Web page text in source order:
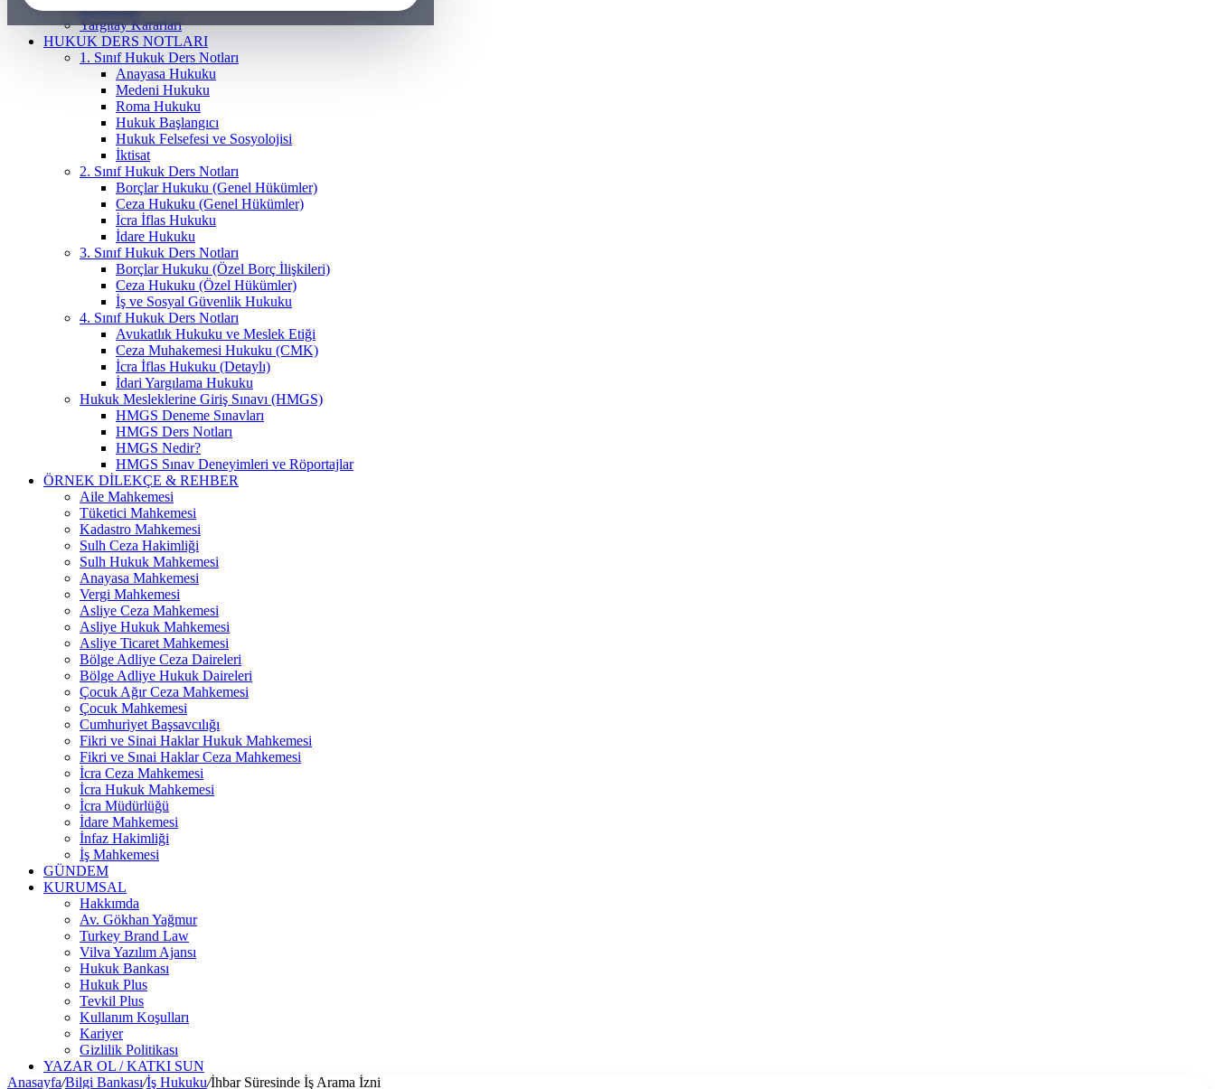
KOSGEB
Yargıtay Kararları
HUKUK DERS NOTLARI
1. Sınıf Hukuk Ders Notları
Anayasa Hukuku
Medeni Hukuku
Roma Hukuku
Hukuk Başlangıcı
Hukuk Felsefesi ve Sosyolojisi
İktisat
2. Sınıf Hukuk Ders Notları
Borçlar Hukuku (Genel Hükümler)
Ceza Hukuku (Genel Hükümler)
İcra İflas Hukuku
İdare Hukuku
3. Sınıf Hukuk Ders Notları
Borçlar Hukuku (Özel Borç İlişkileri)
Ceza Hukuku (Özel Hükümler)
İş ve Sosyal Güvenlik Hukuku
4. Sınıf Hukuk Ders Notları
Avukatlık Hukuku ve Meslek Etiği
Ceza Muhakemesi Hukuku (CMK)
İcra İflas Hukuku (Detaylı)
İdari Yargılama Hukuku
Hukuk Mesleklerine Giriş Sınavı (HMGS)
HMGS Deneme Sınavları
HMGS Ders Notları
HMGS Nedir?
HMGS Sınav Deneyimleri ve Röportajlar
ÖRNEK DILEKÇE & REHBER
Aile Mahkemesi
Tüketici Mahkemesi
Kadastro Mahkemesi
Sulh Ceza Hakimliği
Sulh Hukuk Mahkemesi
Anayasa Mahkemesi
Vergi Mahkemesi
Asliye Ceza Mahkemesi
Asliye Hukuk Mahkemesi
Asliye Ticaret Mahkemesi
Bölge Adliye Ceza Daireleri
Bölge Adliye Hukuk Daireleri
Çocuk Ağır Ceza Mahkemesi
Çocuk Mahkemesi
Cumhuriyet Başsavcılığı
Fikri ve Sinai Haklar Hukuk Mahkemesi
Fikri ve Sınai Haklar Ceza Mahkemesi
İcra Ceza Mahkemesi
İcra Hukuk Mahkemesi
İcra Müdürlüğü
İdare Mahkemesi
İnfaz Hakimliği
İş Mahkemesi
GÜNDEM
KURUMSAL
Hakkımda
Av. Gökhan Yağmur
Turkey Brand Law
Vilva Yazılım Ajansı
Hukuk Bankası
Hukuk Plus
Tevkil Plus
Kullanım Koşulları
Kariyer
Gizlilik Politikası
YAZAR OL / KATKI SUN
Anasayfa/Bilgi Bankası/İş Hukuku/İhbar Süresinde İş Arama İzni